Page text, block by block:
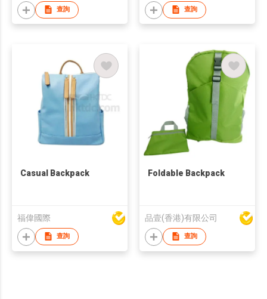
查詢 查詢
Casual Backpack
福偉國際
查詢
Foldable Backpack
品壹(香港)有限公司
查詢